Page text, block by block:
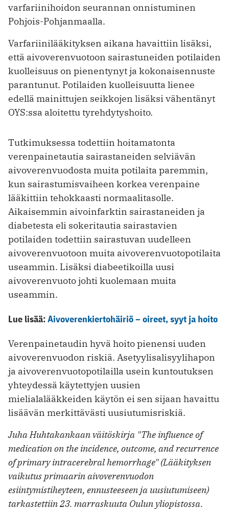
varfariinihoidon seurannan onnistuminen
Pohjois-Pohjanmaalla.
Varfariinilääkityksen aikana havaittiin lisäksi,
että aivoverenvuotoon sairastuneiden potilaiden
kuolleisuus on pienentynyt ja kokonaisennuste
parantunut. Potilaiden kuolleisuutta lienee
edellä mainittujen seikkojen lisäksi vähentänyt
OYS:ssa aloitettu tyrehdytyshoito.
Tutkimuksessa todettiin hoitamatonta
verenpainetautia sairastaneiden selviävän
aivoverenvuodosta muita potilaita paremmin,
kun sairastumisvaiheen korkea verenpaine
lääkittiin tehokkaasti normaalitasolle.
Aikaisemmin aivoinfarktin sairastaneiden ja
diabetesta eli sokeritautia sairastavien
potilaiden todettiin sairastuvan uudelleen
aivoverenvuotoon muita aivoverenvuotopotilaita
useammin. Lisäksi diabeetikoilla uusi
aivoverenvuoto johti kuolemaan muita
useammin.
Lue lisää:Aivoverenkiertohäiriö – oireet, syyt ja hoito
Verenpainetaudin hyvä hoito pienensi uuden
aivoverenvuodon riskiä. Asetyylisalisyylihapon
ja aivoverenvuotopotilailla usein kuntoutuksen
yhteydessä käytettyjen uusien
mielialalääkkeiden käytön ei sen sijaan havaittu
lisäävän merkittävästi uusiutumisriskiä.
Juha Huhtakankaan väitöskirja "The influence of
medication on the incidence, outcome, and recurrence
of primary intracerebral hemorrhage" (Lääkityksen
vaikutus primaarin aivoverenvuodon
esiintymistiheyteen, ennusteeseen ja uusiutumiseen)
tarkastettiin 23. marraskuuta Oulun yliopistossa.